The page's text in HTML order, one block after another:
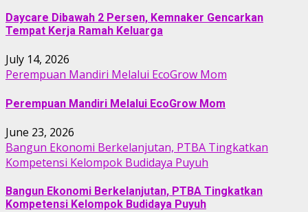
Daycare Dibawah 2 Persen, Kemnaker Gencarkan
Tempat Kerja Ramah Keluarga
July 14, 2026
Perempuan Mandiri Melalui EcoGrow Mom
Perempuan Mandiri Melalui EcoGrow Mom
June 23, 2026
Bangun Ekonomi Berkelanjutan, PTBA Tingkatkan
Kompetensi Kelompok Budidaya Puyuh
Bangun Ekonomi Berkelanjutan, PTBA Tingkatkan
Kompetensi Kelompok Budidaya Puyuh